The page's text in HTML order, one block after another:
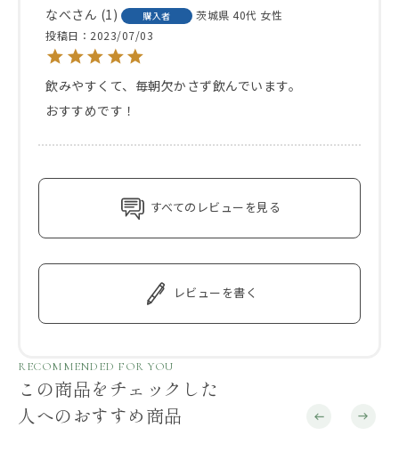
なべ 1 購入者 茨城県 40代 女性
投稿日
2023/07/03
飲みやすくて、毎朝欠かさず飲んでいます。
おすすめです！
すべてのレビューを見る
レビューを書く
RECOMMENDED FOR YOU
この商品をチェックした
人へのおすすめ商品